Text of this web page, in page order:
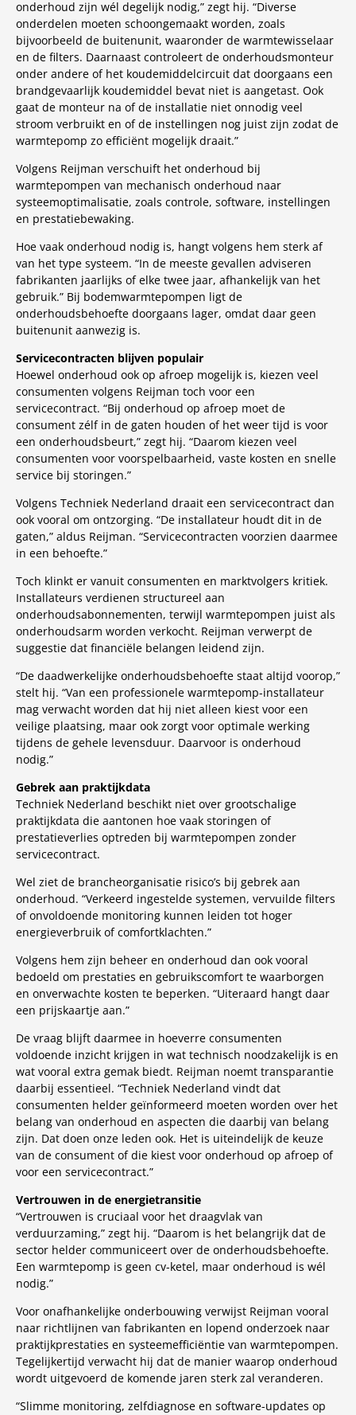
onderhoud zijn wél degelijk nodig,” zegt hij. “Diverse
onderdelen moeten schoongemaakt worden, zoals
bijvoorbeeld de buitenunit, waaronder de warmtewisselaar
en de filters. Daarnaast controleert de onderhoudsmonteur
onder andere of het koudemiddelcircuit dat doorgaans een
brandgevaarlijk koudemiddel bevat niet is aangetast. Ook
gaat de monteur na of de installatie niet onnodig veel
stroom verbruikt en of de instellingen nog juist zijn zodat de
warmtepomp zo efficiënt mogelijk draait.”
Volgens Reijman verschuift het onderhoud bij
warmtepompen van mechanisch onderhoud naar
systeemoptimalisatie, zoals controle, software, instellingen
en prestatiebewaking.
Hoe vaak onderhoud nodig is, hangt volgens hem sterk af
van het type systeem. “In de meeste gevallen adviseren
fabrikanten jaarlijks of elke twee jaar, afhankelijk van het
gebruik.” Bij bodemwarmtepompen ligt de
onderhoudsbehoefte doorgaans lager, omdat daar geen
buitenunit aanwezig is.
Servicecontracten blijven populair
Hoewel onderhoud ook op afroep mogelijk is, kiezen veel
consumenten volgens Reijman toch voor een
servicecontract. “Bij onderhoud op afroep moet de
consument zélf in de gaten houden of het weer tijd is voor
een onderhoudsbeurt,” zegt hij. “Daarom kiezen veel
consumenten voor voorspelbaarheid, vaste kosten en snelle
service bij storingen.”
Volgens Techniek Nederland draait een servicecontract dan
ook vooral om ontzorging. “De installateur houdt dit in de
gaten,” aldus Reijman. “Servicecontracten voorzien daarmee
in een behoefte.”
Toch klinkt er vanuit consumenten en marktvolgers kritiek.
Installateurs verdienen structureel aan
onderhoudsabonnementen, terwijl warmtepompen juist als
onderhoudsarm worden verkocht. Reijman verwerpt de
suggestie dat financiële belangen leidend zijn.
“De daadwerkelijke onderhoudsbehoefte staat altijd voorop,”
stelt hij. “Van een professionele warmtepomp-installateur
mag verwacht worden dat hij niet alleen kiest voor een
veilige plaatsing, maar ook zorgt voor optimale werking
tijdens de gehele levensduur. Daarvoor is onderhoud
nodig.”
Gebrek aan praktijkdata
Techniek Nederland beschikt niet over grootschalige
praktijkdata die aantonen hoe vaak storingen of
prestatieverlies optreden bij warmtepompen zonder
servicecontract.
Wel ziet de brancheorganisatie risico’s bij gebrek aan
onderhoud. “Verkeerd ingestelde systemen, vervuilde filters
of onvoldoende monitoring kunnen leiden tot hoger
energieverbruik of comfortklachten.”
Volgens hem zijn beheer en onderhoud dan ook vooral
bedoeld om prestaties en gebruikscomfort te waarborgen
en onverwachte kosten te beperken. “Uiteraard hangt daar
een prijskaartje aan.”
De vraag blijft daarmee in hoeverre consumenten
voldoende inzicht krijgen in wat technisch noodzakelijk is en
wat vooral extra gemak biedt. Reijman noemt transparantie
daarbij essentieel. “Techniek Nederland vindt dat
consumenten helder geïnformeerd moeten worden over het
belang van onderhoud en aspecten die daarbij van belang
zijn. Dat doen onze leden ook. Het is uiteindelijk de keuze
van de consument of die kiest voor onderhoud op afroep of
voor een servicecontract.”
Vertrouwen in de energietransitie
“Vertrouwen is cruciaal voor het draagvlak van
verduurzaming,” zegt hij. “Daarom is het belangrijk dat de
sector helder communiceert over de onderhoudsbehoefte.
Een warmtepomp is geen cv-ketel, maar onderhoud is wél
nodig.”
Voor onafhankelijke onderbouwing verwijst Reijman vooral
naar richtlijnen van fabrikanten en lopend onderzoek naar
praktijkprestaties en systeemefficiëntie van warmtepompen.
Tegelijkertijd verwacht hij dat de manier waarop onderhoud
wordt uitgevoerd de komende jaren sterk zal veranderen.
“Slimme monitoring, zelfdiagnose en software-updates op